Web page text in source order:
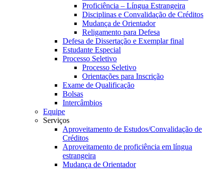
Proficiência – Língua Estrangeira
Disciplinas e Convalidação de Créditos
Mudança de Orientador
Religamento para Defesa
Defesa de Dissertação e Exemplar final
Estudante Especial
Processo Seletivo
Processo Seletivo
Orientações para Inscrição
Exame de Qualificação
Bolsas
Intercâmbios
Equipe
Serviços
Aproveitamento de Estudos/Convalidação de
Créditos
Aproveitamento de proficiência em língua
estrangeira
Mudança de Orientador